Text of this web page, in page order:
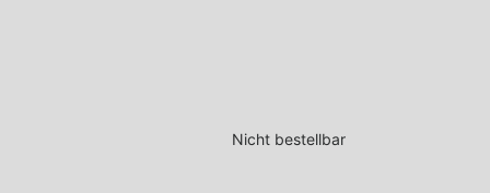
Nicht bestellbar